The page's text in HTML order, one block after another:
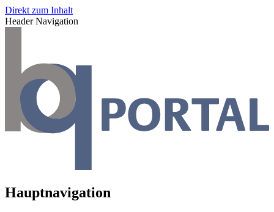
Direkt zum Inhalt
Header Navigation
Hauptnavigation